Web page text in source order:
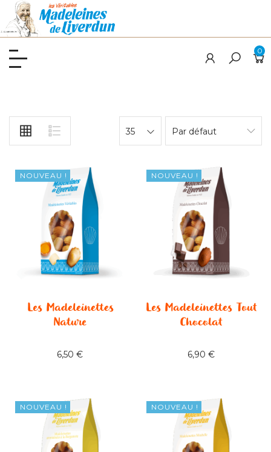
0
Par défaut
35
NOUVEAU !
Les Madeleinettes
Nature
6,50€
NOUVEAU !
Les Madeleinettes Tout
Chocolat
6,90 €
NOUVEAU ! NOUVEAU !